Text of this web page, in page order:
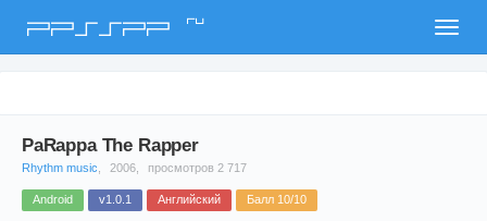
PPSSPP ru
PaRappa The Rapper
Rhythm music 2006, просмотров 2 717
Android v1.0.1 Английский Балл 10/10